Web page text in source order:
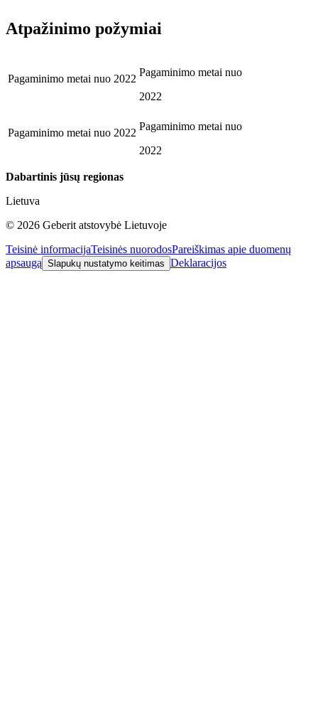
Atpažinimo požymiai
Pagaminimo metai nuo 2022
Pagaminimo metai nuo
2022
Pagaminimo metai nuo 2022
Pagaminimo metai nuo
2022
Dabartinis jūsų regionas
Lietuva
© 2026 Geberit atstovybė Lietuvoje
Teisinė informacijaTeisinės nuorodosPareiškimas apie duomenų
apsaugą Slapukų nustatymo keitimas Deklaracijos